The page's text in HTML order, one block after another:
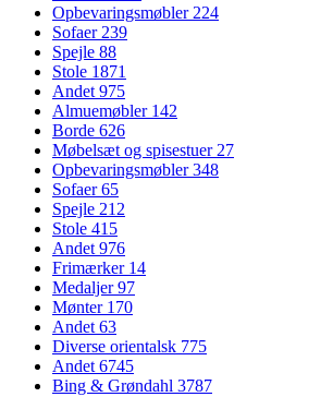
Opbevaringsmøbler224
Sofaer239
Spejle 88
Stole 1871
Andet975
Almuemøbler 142
Borde 626
Møbelsæt og spisestuer27
Opbevaringsmøbler348
Sofaer65
Spejle 212
Stole 415
Andet976
Frimærker 14
Medaljer97
Mønter 170
Andet63
Diverse orientalsk 775
Andet6745
Bing & Grøndahl 3787